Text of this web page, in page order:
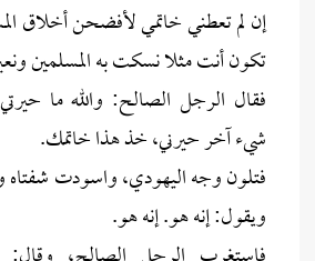
إن لم تعطني خاتمي لأفضحن أخلاق
تكون أنت مثلا نسكت به المسلمين
فقال الرجل الصالح: والله ما
شيء آخر حيرني، خذ هذا خاتمك.
فتلون وجه اليهودي، واسودت
ويقول: إنه هو. إنه هو.